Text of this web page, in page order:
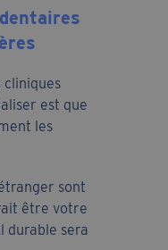
cliniques
est que
les
sont
être votre
durable sera